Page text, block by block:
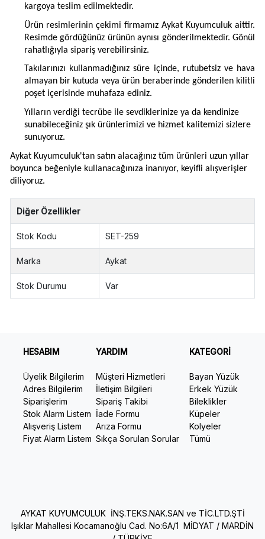
kargoya teslim edilmektedir.
Ürün resimlerinin çekimi firmamız Aykat Kuyumculuk aittir.
Resimde gördüğünüz ürünün aynısı gönderilmektedir. Gönül
rahatlığıyla sipariş verebilirsiniz.
Takılarınızı kullanmadığınız süre içinde, rutubetsiz ve hava
almayan bir kutuda veya ürün beraberinde gönderilen kilitli
poşet içerisinde muhafaza ediniz.
Yılların verdiği tecrübe ile sevdiklerinize ya da kendinize
sunabileceğiniz şık ürünlerimizi ve hizmet kalitemizi sizlere
sunuyoruz.
Aykat Kuyumculuk'tan satın alacağınız tüm ürünleri uzun yıllar
boyunca beğeniyle kullanacağınıza inanıyor, keyifli alışverişler
diliyoruz.
Diğer Özellikler
Stok Kodu SET-259
Marka Aykat
Stok Durumu Var
HESABIM
Üyelik Bilgilerim
Adres Bilgilerim
Siparişlerim
Stok Alarm Listem
Alışveriş Listem
Fiyat Alarm Listem
YARDIM
Müşteri Hizmetleri
İletişim Bilgileri
Sipariş Takibi
İade Formu
Arıza Formu
Sıkça Sorulan Sorular
KATEGORİ
Bayan Yüzük
Erkek Yüzük
Bileklikler
Küpeler
Kolyeler
Tümü
AYKAT KUYUMCULUK İNŞ.TEKS.NAK.SAN ve TİC.LTD.ŞTİ
Işıklar Mahallesi Kocamanoğlu Cad. No:6A/1 MİDYAT / MARDİN